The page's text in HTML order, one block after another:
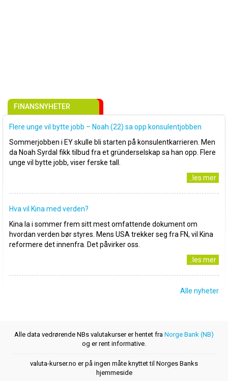
FINANSNYHETER
Flere unge vil bytte jobb – Noah (22) sa opp konsulentjobben
Sommerjobben i EY skulle bli starten på konsulentkarrieren. Men
da Noah Syrdal fikk tilbud fra et gründerselskap sa han opp. Flere
unge vil bytte jobb, viser ferske tall.
..les mer
Hva vil Kina med verden?
Kina la i sommer frem sitt mest omfattende dokument om
hvordan verden bør styres. Mens USA trekker seg fra FN, vil Kina
reformere det innenfra. Det påvirker oss.
..les mer
Alle nyheter
Alle data vedrørende NBs valutakurser er hentet fra Norge Bank (NB)
og er rent informative.
valuta-kurser.no er på ingen måte knyttet til Norges Banks
hjemmeside